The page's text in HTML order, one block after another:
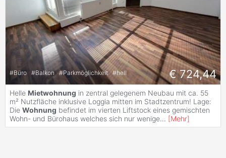
#Büro #Balkon #Parkmöglichkeit #hell € 724,44
Helle Mietwohnung in zentral gelegenem Neubau mit ca. 55
m² Nutzfläche inklusive Loggia mitten im Stadtzentrum! Lage:
Die Wohnung befindet im vierten Liftstock eines gemischten
Wohn- und Bürohaus welches sich nur wenige... [Mehr]